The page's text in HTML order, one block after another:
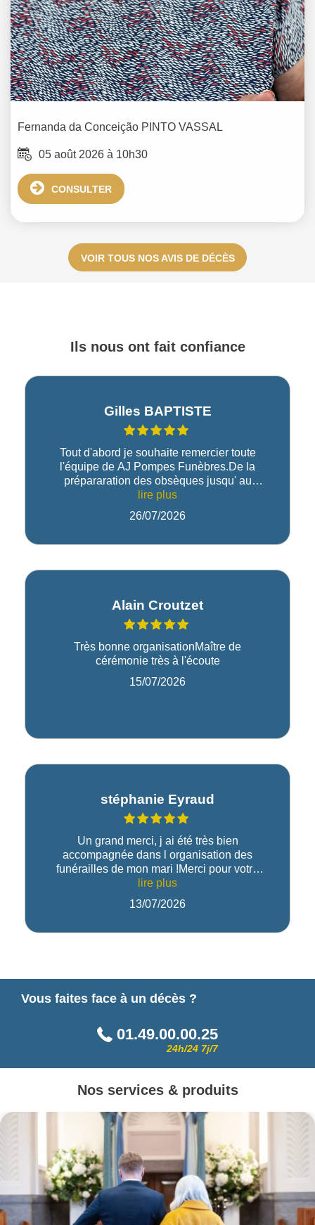
Fernanda da Conceição PINTO VASSAL
05 août 2026 à 10h30
CONSULTER
VOIR TOUS NOS AVIS DE DÉCÈS
Ils nous ont fait confiance
Gilles BAPTISTE
Tout d'abord je souhaite remercier toute
l'équipe de AJ Pompes Funèbres.De la
prépararation des obsèques jusqu' au
recueillement au cimetière, tout à été parfait
et très professionnel.Les impératifs de dates
ont été respecté.MerciGB
lire plus
26/07/2026
Alain Croutzet
Très bonne organisationMaître de
cérémonie très à l'écoute
15/07/2026
stéphanie Eyraud
Un grand merci, j ai été très bien
accompagnée dans l organisation des
funérailles de mon mari !Merci pour votre
gentillesse et professionnalisme !Bien à
vousStéphanie Eyraud
lire plus
13/07/2026
Vous faites face à un décès ?
01.49.00.00.25
24h/24 7j/7
Nos services & produits